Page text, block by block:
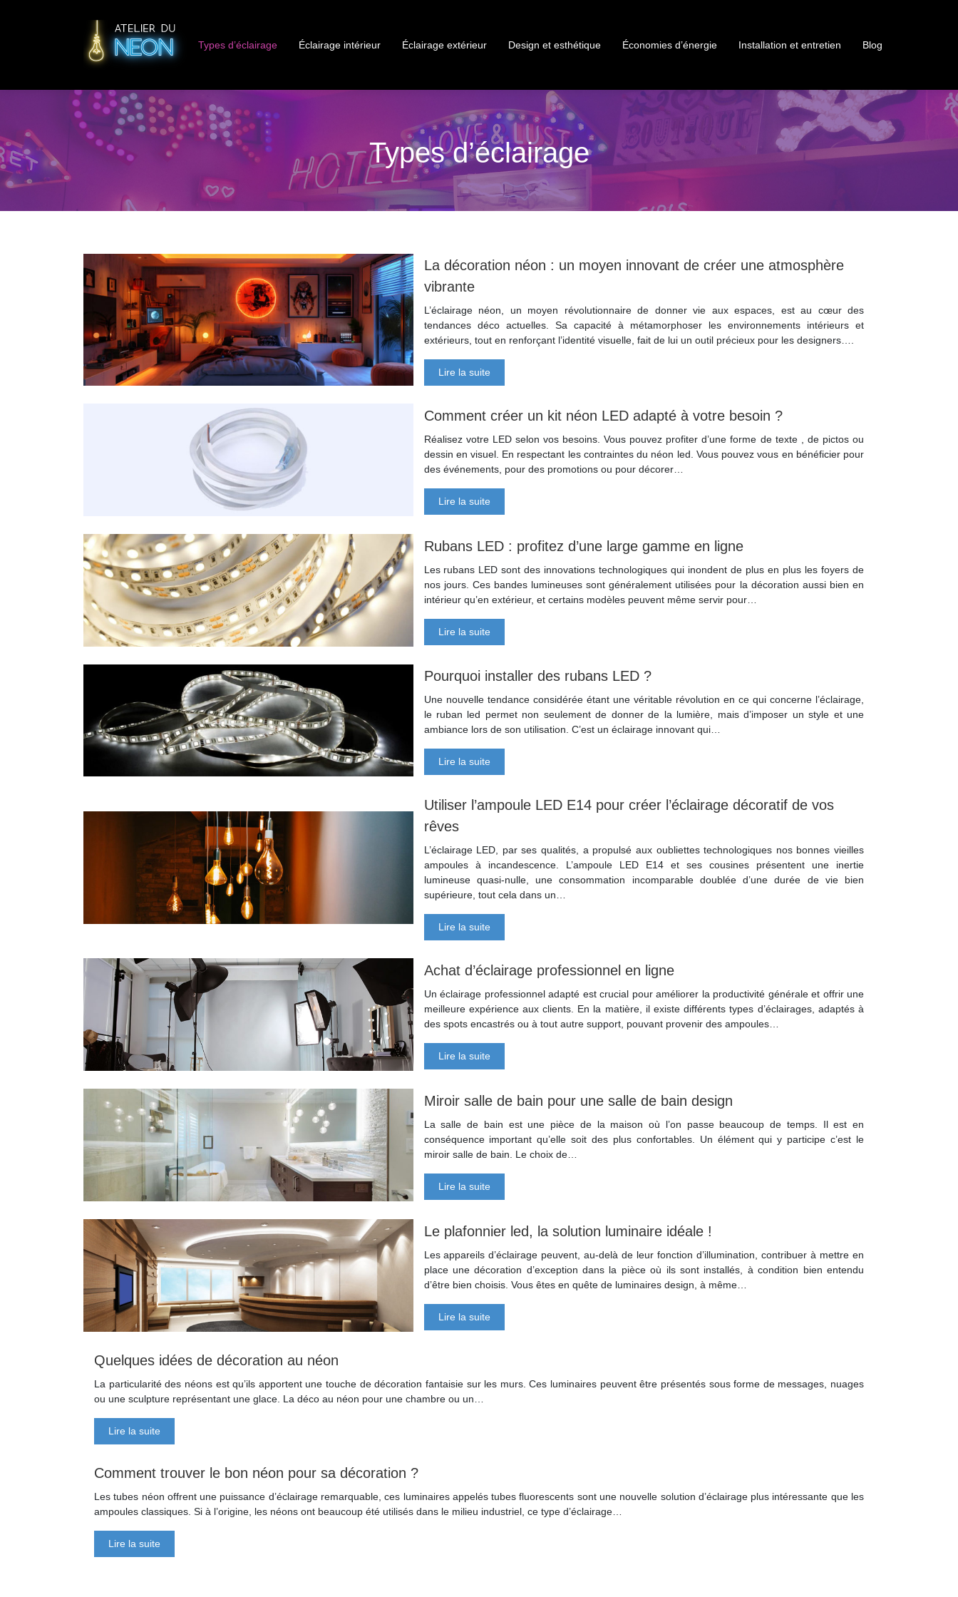
Types d’éclairage Éclairage intérieur Éclairage extérieur Design et esthétique Économies d’énergie Installation et entretien Blog
Types d’éclairage
La décoration néon : un moyen innovant de créer une atmosphère
vibrante
L’éclairage néon, un moyen révolutionnaire de donner vie aux espaces, est au cœur des
tendances déco actuelles. Sa capacité à métamorphoser les environnements intérieurs et
extérieurs, tout en renforçant l’identité visuelle, fait de lui un outil précieux pour les designers….
Lire la suite
Comment créer un kit néon LED adapté à votre besoin ?
Réalisez votre LED selon vos besoins. Vous pouvez profiter d’une forme de texte , de pictos ou
dessin en visuel. En respectant les contraintes du néon led. Vous pouvez vous en bénéficier pour
des événements, pour des promotions ou pour décorer…
Lire la suite
Rubans LED : profitez d’une large gamme en ligne
Les rubans LED sont des innovations technologiques qui inondent de plus en plus les foyers de
nos jours. Ces bandes lumineuses sont généralement utilisées pour la décoration aussi bien en
intérieur qu’en extérieur, et certains modèles peuvent même servir pour…
Lire la suite
Pourquoi installer des rubans LED ?
Une nouvelle tendance considérée étant une véritable révolution en ce qui concerne l’éclairage,
le ruban led permet non seulement de donner de la lumière, mais d’imposer un style et une
ambiance lors de son utilisation. C’est un éclairage innovant qui…
Lire la suite
Utiliser l’ampoule LED E14 pour créer l’éclairage décoratif de vos
rêves
L’éclairage LED, par ses qualités, a propulsé aux oubliettes technologiques nos bonnes vieilles
ampoules à incandescence. L’ampoule LED E14 et ses cousines présentent une inertie
lumineuse quasi-nulle, une consommation incomparable doublée d’une durée de vie bien
supérieure, tout cela dans un…
Lire la suite
Achat d’éclairage professionnel en ligne
Un éclairage professionnel adapté est crucial pour améliorer la productivité générale et offrir une
meilleure expérience aux clients. En la matière, il existe différents types d’éclairages, adaptés à
des spots encastrés ou à tout autre support, pouvant provenir des ampoules…
Lire la suite
Miroir salle de bain pour une salle de bain design
La salle de bain est une pièce de la maison où l’on passe beaucoup de temps. Il est en
conséquence important qu’elle soit des plus confortables. Un élément qui y participe c’est le
miroir salle de bain. Le choix de…
Lire la suite
Le plafonnier led, la solution luminaire idéale !
Les appareils d’éclairage peuvent, au-delà de leur fonction d’illumination, contribuer à mettre en
place une décoration d’exception dans la pièce où ils sont installés, à condition bien entendu
d’être bien choisis. Vous êtes en quête de luminaires design, à même…
Lire la suite
Quelques idées de décoration au néon
La particularité des néons est qu’ils apportent une touche de décoration fantaisie sur les murs. Ces luminaires peuvent être présentés sous forme de messages, nuages
ou une sculpture représentant une glace. La déco au néon pour une chambre ou un…
Lire la suite
Comment trouver le bon néon pour sa décoration ?
Les tubes néon offrent une puissance d’éclairage remarquable, ces luminaires appelés tubes fluorescents sont une nouvelle solution d’éclairage plus intéressante que les
ampoules classiques. Si à l’origine, les néons ont beaucoup été utilisés dans le milieu industriel, ce type d’éclairage…
Lire la suite